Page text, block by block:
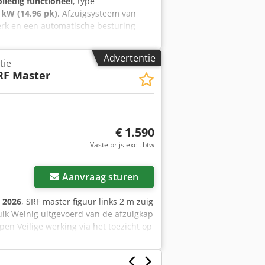
kW (14,96 pk), Afzuigsysteem van
en een automatische besturing
voor de gefilterde lucht. Ik heb 2
voor eigen gebruik gebruikt. Het
Codpfx Aszn Uk DehhjhaAdvertentie
Master
€ 1.590
Vaste prijs excl. btw
Aanvraag sturen
2026, SRF master figuur links 2 m zuig
Weinig uitgevoerd van de afzuigkap
Veilige werking via het toezicht op
Duw hendel en kabel
ᐳ 99% filtratie efficiëntie 3-traps filter